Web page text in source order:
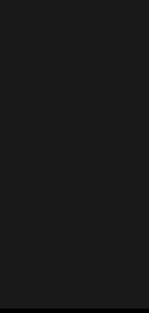
ventana)
ventana)